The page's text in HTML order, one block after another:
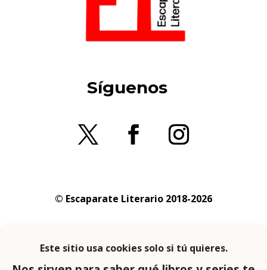
Síguenos
© Escaparate Literario 2018-2026
privacidad